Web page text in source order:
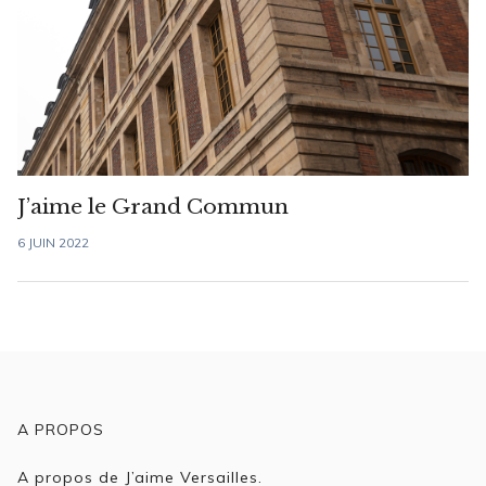
J’aime le Grand Commun
6 JUIN 2022
A PROPOS
A propos de J’aime Versailles.